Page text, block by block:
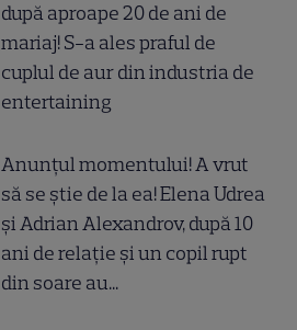
după aproape 20 de ani de
mariaj! S-a ales praful de
cuplul de aur din industria de
entertaining
Anunțul momentului! A vrut
să se știe de la ea! Elena Udrea
și Adrian Alexandrov, după 10
ani de relație și un copil rupt
din soare au...